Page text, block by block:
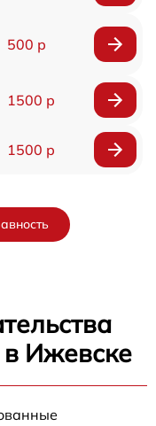
500 р
1500 р
1500 р
в Ижевске